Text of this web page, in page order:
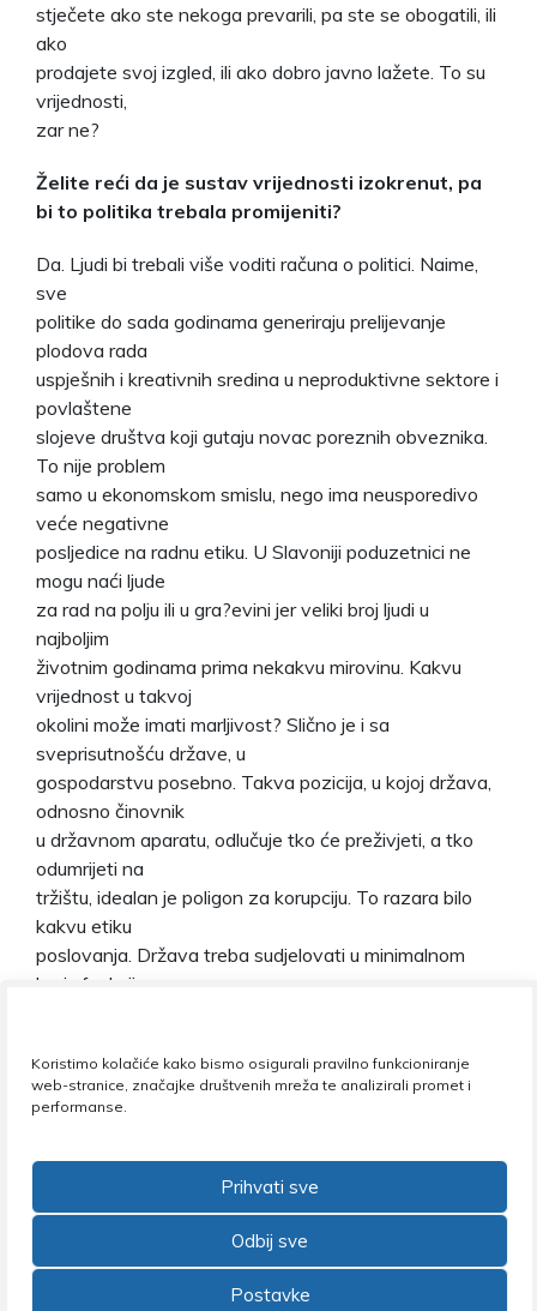
Koristimo kolačiće kako bismo osigurali pravilno funkcioniranje
web-stranice, značajke društvenih mreža te analizirali promet i
performanse.
Prihvati sve
Odbij sve
Postavke
stječete ako ste nekoga prevarili, pa ste se obogatili, ili
ako
prodajete svoj izgled, ili ako dobro javno lažete. To su
vrijednosti,
zar ne?
Želite reći da je sustav vrijednosti izokrenut, pa
bi to politika trebala promijeniti?
Da. Ljudi bi trebali više voditi računa o politici. Naime,
sve
politike do sada godinama generiraju prelijevanje
plodova rada
uspješnih i kreativnih sredina u neproduktivne sektore i
povlaštene
slojeve društva koji gutaju novac poreznih obveznika.
To nije problem
samo u ekonomskom smislu, nego ima neusporedivo
veće negativne
posljedice na radnu etiku. U Slavoniji poduzetnici ne
mogu naći ljude
za rad na polju ili u gra?evini jer veliki broj ljudi u
najboljim
životnim godinama prima nekakvu mirovinu. Kakvu
vrijednost u takvoj
okolini može imati marljivost? Slično je i sa
sveprisutnošću države, u
gospodarstvu posebno. Takva pozicija, u kojoj država,
odnosno činovnik
u državnom aparatu, odlučuje tko će preživjeti, a tko
odumrijeti na
tržištu, idealan je poligon za korupciju. To razara bilo
kakvu etiku
poslovanja. Država treba sudjelovati u minimalnom
broju funkcija, u
socijalnoj zaštiti najslabijih. Ali subvencioniranje onoga
što ne može
isto toliko
koliko i za poslovni moral. I to ne samo zato što na to
odlaze
milijarde kuna, nego što se na taj način šalje poruka “ne
moram biti
uspješan, ali ipak mogu pristojno živjeti jer me štiti